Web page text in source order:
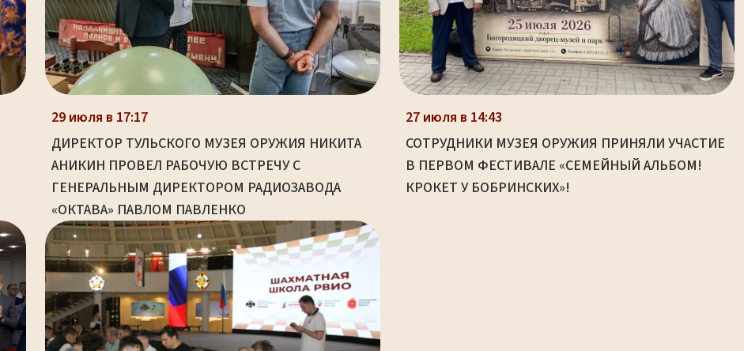
29 июля в 17:17
ДИРЕКТОР ТУЛЬСКОГО МУЗЕЯ ОРУЖИЯ НИКИТА
АНИКИН ПРОВЕЛ РАБОЧУЮ ВСТРЕЧУ С
ГЕНЕРАЛЬНЫМ ДИРЕКТОРОМ РАДИОЗАВОДА
«ОКТАВА» ПАВЛОМ ПАВЛЕНКО
27 июля в 14:43
СОТРУДНИКИ МУЗЕЯ ОРУЖИЯ ПРИНЯЛИ УЧАСТИЕ
В ПЕРВОМ ФЕСТИВАЛЕ «СЕМЕЙНЫЙ АЛЬБОМ!
КРОКЕТ У БОБРИНСКИХ»!